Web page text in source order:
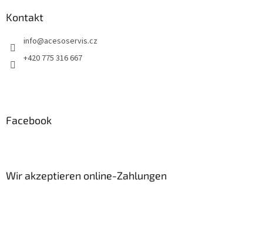
Kontakt
info@acesoservis.cz
+420 775 316 667
Facebook
Wir akzeptieren online-Zahlungen